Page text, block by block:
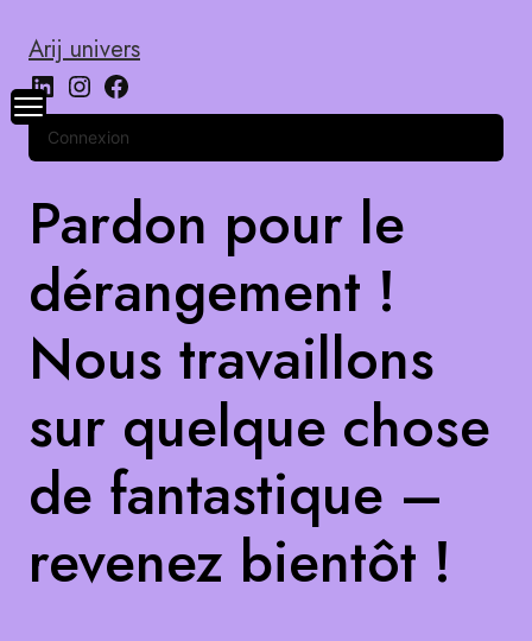
Arij univers
Connexion
Pardon pour le
dérangement !
Nous travaillons
sur quelque chose
de fantastique –
revenez bientôt !